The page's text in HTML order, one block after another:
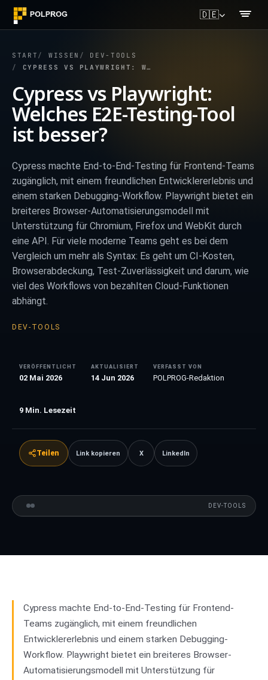
🇩🇪
START WISSEN
DEV-TOOLS
CYPRESS VS PLAYWRIGHT: WELCHES E2E-TESTING-TOOL IST BESSER?
Cypress vs Playwright:
Welches E2E-Testing-Tool
ist besser?
Cypress machte End-to-End-Testing für Frontend-Teams
zugänglich, mit einem freundlichen Entwicklererlebnis und
einem starken Debugging-Workflow. Playwright bietet ein
breiteres Browser-Automatisierungsmodell mit
Unterstützung für Chromium, Firefox und WebKit durch
eine API. Für viele moderne Teams geht es bei dem
Vergleich um mehr als Syntax: Es geht um CI-Kosten,
Browserabdeckung, Test-Zuverlässigkeit und darum, wie
viel des Workflows von bezahlten Cloud-Funktionen
abhängt.
DEV-TOOLS
VERÖFFENTLICHT
02 Mai 2026
AKTUALISIERT
14 Jun 2026
VERFASST VON
POLPROG-Redaktion
9 Min. Lesezeit
Teilen Link kopieren X LinkedIn
DEV-TOOLS
VS
Cypress machte End-to-End-Testing für Frontend-
Teams zugänglich, mit einem freundlichen
Entwicklererlebnis und einem starken Debugging-
Workflow. Playwright bietet ein breiteres Browser-
Automatisierungsmodell mit Unterstützung für